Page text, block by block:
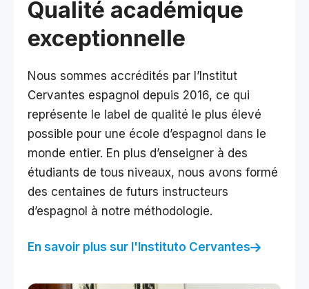
Qualité académique
exceptionnelle
Nous sommes accrédités par l’ Institut
Cervantes espagnol depuis 2016, ce qui
représente le label de qualité le plus élevé
possible pour une école d’espagnol dans le
monde entier. En plus d’enseigner à des
étudiants de tous niveaux, nous avons formé
des centaines de futurs instructeurs
d’espagnol à notre méthodologie.
En savoir plus sur l'Instituto Cervantes